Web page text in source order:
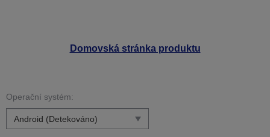
Domovská stránka produktu
Operační systém: